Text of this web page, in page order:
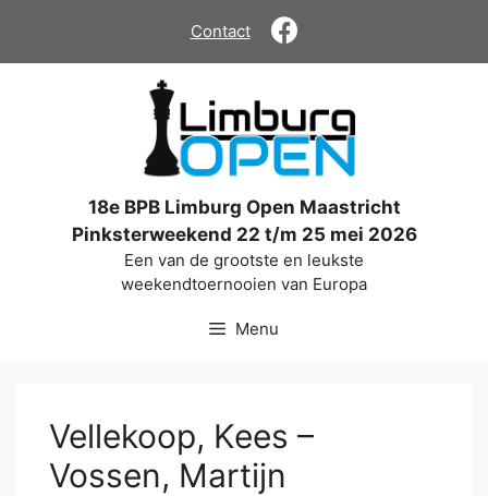
de
Contact
18e BPB Limburg Open Maastricht
Pinksterweekend 22 t/m 25 mei 2026
Een van de grootste en leukste
weekendtoernooien van Europa
Menu
Vellekoop, Kees –
Vossen, Martijn